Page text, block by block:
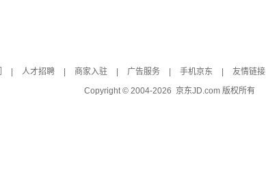
人才招聘 商家入驻 广告服务 手机京东 友情链接
Copyright © 2004-2026 京东JD.com 版权所有